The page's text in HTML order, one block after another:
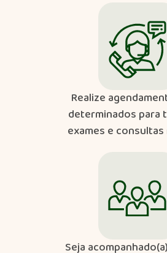
Realize
determinados para
exames e consultas
Seja